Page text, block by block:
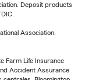
Deposit products
Association,
Farm Life Insurance
Accident Assurance